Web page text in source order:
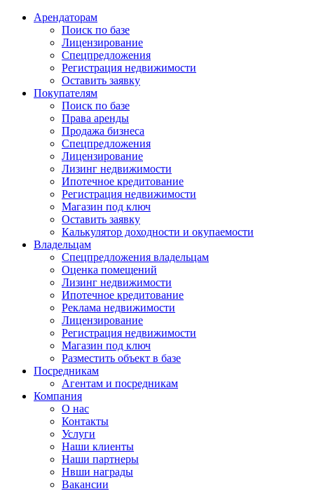
Арендаторам
Поиск по базе
Лицензирование
Спецпредложения
Регистрация недвижимости
Оставить заявку
Покупателям
Поиск по базе
Права аренды
Продажа бизнеса
Спецпредложения
Лицензирование
Лизинг недвижимости
Ипотечное кредитование
Регистрация недвижимости
Магазин под ключ
Оставить заявку
Калькулятор доходности и окупаемости
Владельцам
Спецпредложения владельцам
Оценка помещений
Лизинг недвижимости
Ипотечное кредитование
Реклама недвижимости
Лицензирование
Регистрация недвижимости
Магазин под ключ
Разместить объект в базе
Посредникам
Агентам и посредникам
Компания
О нас
Контакты
Услуги
Наши клиенты
Наши партнеры
Нвши награды
Вакансии